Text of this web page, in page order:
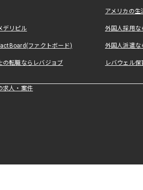
アメリカの
デリピル 外国人採用
ファクトボード) 外国人派遣な
の転職ならレバジョブ レバウェル
求人・案件